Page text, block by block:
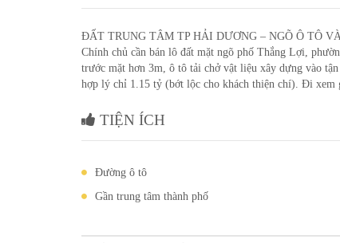
ĐẤT TRUNG TÂM TP HẢI DƯƠNG – NGÕ Ô TÔ
Chính chủ cần bán lô đất mặt ngõ phố Thắng Lợi,
trước mặt hơn 3m, ô tô tải chở vật liệu xây dựng vào
hợp lý chỉ 1.15 tỷ (bớt lộc cho khách thiện chí). Đi xem
TIỆN ÍCH
Đường ô tô
Gần trung tâm thành phố